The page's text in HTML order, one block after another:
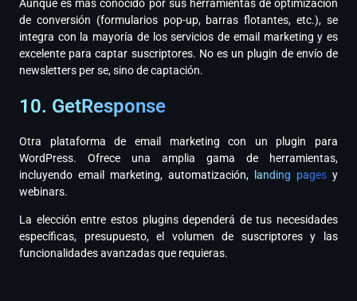
Aunque es más conocido por sus herramientas de optimización
de conversión (formularios pop-up, barras flotantes, etc.), se
integra con la mayoría de los servicios de email marketing y es
excelente para captar suscriptores. No es un plugin de envío de
newsletters per se, sino de captación.
10. GetResponse
Otra plataforma de email marketing con un plugin para
WordPress. Ofrece una amplia gama de herramientas,
incluyendo email marketing, automatización,
landing pages y
webinars.
La elección entre estos plugins dependerá de tus necesidades
específicas, presupuesto, el volumen de suscriptores y las
funcionalidades avanzadas que requieras.